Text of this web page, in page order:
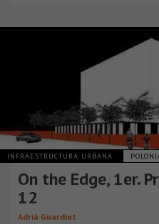
INFRAESTRUCTURA URBANA
On the Edge, 1er.
12
Adrià Guardiet